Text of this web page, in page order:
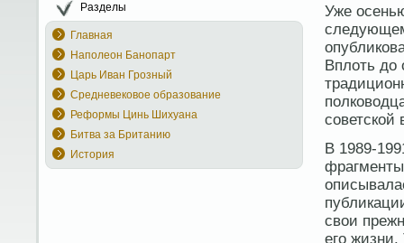
Разделы
Главная
Наполеон Банопарт
Царь Иван Грозный
Средневековое образование
Реформы Цинь Шихуана
Битва за Британию
История
Уже
Вплоть до
советской
В 1989-
свои
его